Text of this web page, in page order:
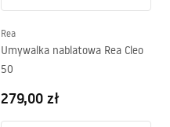
Rea
Umywalka nablatowa Rea Cleo
50
279,00 zł